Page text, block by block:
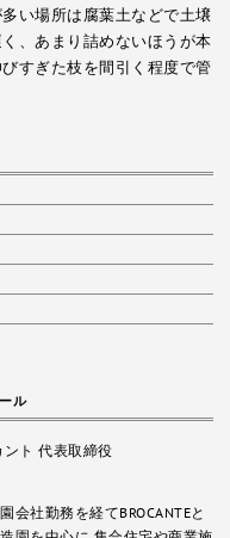
い場所は腐葉土などで土壌
、あまり詰めないほうが本
すぎた枝を間引く程度で管
ル
ト 代表取締役
会社勤務を経てBROCANTEと